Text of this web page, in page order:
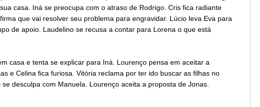
casa. Iná se preocupa com o atraso de Rodrigo. Cris fica radiante
que vai resolver seu problema para engravidar. Lúcio leva Eva para
de apoio. Laudelino se recusa a contar para Lorena o que está
casa e tenta se explicar para Iná. Lourenço pensa em aceitar a
e Celina fica furiosa. Vitória reclama por ter ido buscar as filhas no
desculpa com Manuela. Lourenço aceita a proposta de Jonas.